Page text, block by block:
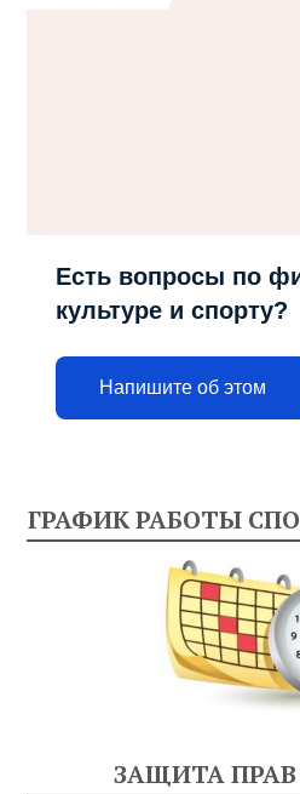
Есть вопросы по
культуре и спорту?
Напишите об этом
ГРАФИК РАБОТЫ
ЗАЩИТА